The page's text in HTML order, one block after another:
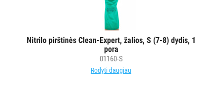
Nitrilo pirštinės Clean-Expert, žalios, S (7-8) dydis, 1
pora
01160-S
Rodyti daugiau